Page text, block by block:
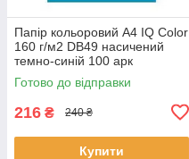
Папір кольоровий А4 IQ Color
160 г/м2 DB49 насичений
темно-синій 100 арк
Готово до відправки
216 ₴ 240 ₴
Купити